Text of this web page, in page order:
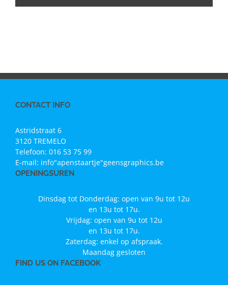
CONTACT INFO
Astridstraat 6
3120 TREMELO
Telefoon: 016 53 75 99
E-mail: info"apenstaartje"geensgraphics.be
OPENINGSUREN
Dinsdag tot Donderdag: open van 9u tot 12u
en 13u tot 17u.
Vrijdag: open van 9u tot 12u
en 13u tot 17u.
Zaterdag: enkel op afspraak.
Maandag gesloten
FIND US ON FACEBOOK